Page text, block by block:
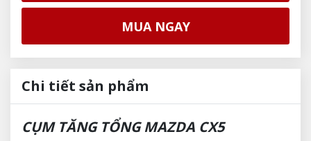
MUA NGAY
Chi tiết sản phẩm
CỤM TĂNG TỔNG MAZDA CX5